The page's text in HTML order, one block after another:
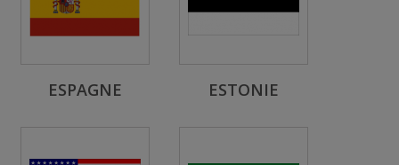
ESPAGNE ESTONIE